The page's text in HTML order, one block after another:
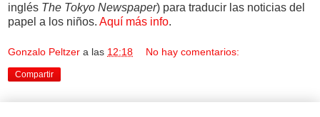
inglés The Tokyo Newspaper) para traducir las noticias del
papel a los niños. Aquí más info.
Gonzalo Peltzer a las 12:18 No hay comentarios:
Compartir